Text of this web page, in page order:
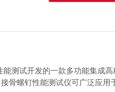
测试开发的一款多功能集成
骨螺钉性能测试仪可广泛应用